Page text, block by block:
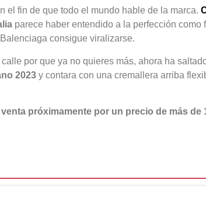
Mix series
Del Mes
el fin de que todo el mundo hable de la marca.
parece haber entendido a la perfección
consigue viralizarse.
por que ya no quieres más, ahora ha
2023 y contara con una cremallera arriba
próximamente por un precio de más de